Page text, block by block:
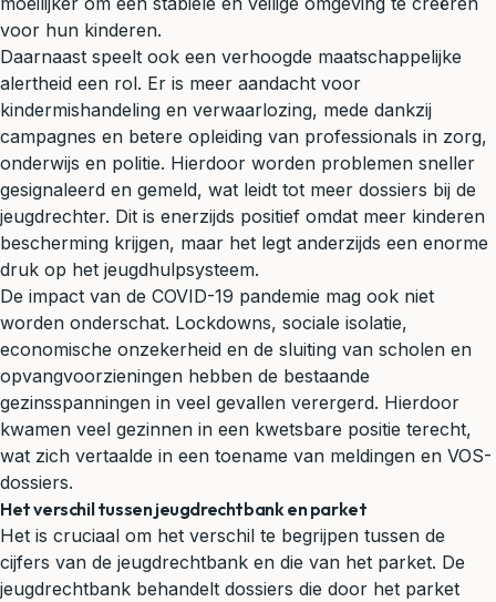
voor hun kinderen.
Daarnaast speelt ook een verhoogde maatschappelijke
alertheid een rol. Er is meer aandacht voor
kindermishandeling en verwaarlozing, mede dankzij
campagnes en betere opleiding van professionals in zorg,
onderwijs en politie. Hierdoor worden problemen sneller
gesignaleerd en gemeld, wat leidt tot meer dossiers bij de
jeugdrechter. Dit is enerzijds positief omdat meer kinderen
bescherming krijgen, maar het legt anderzijds een enorme
druk op het jeugdhulpsysteem.
De impact van de COVID-19 pandemie mag ook niet
worden onderschat. Lockdowns, sociale isolatie,
economische onzekerheid en de sluiting van scholen en
opvangvoorzieningen hebben de bestaande
gezinsspanningen in veel gevallen verergerd. Hierdoor
kwamen veel gezinnen in een kwetsbare positie terecht,
wat zich vertaalde in een toename van meldingen en VOS-
dossiers.
Het verschil tussen jeugdrechtbank en parket
Het is cruciaal om het verschil te begrijpen tussen de
cijfers van de jeugdrechtbank en die van het parket. De
jeugdrechtbank behandelt dossiers die door het parket